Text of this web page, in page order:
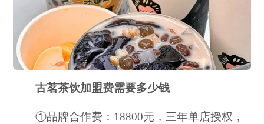
古茗茶饮加盟费需要多少钱
①品牌合作费：18800元，三年单店授权，